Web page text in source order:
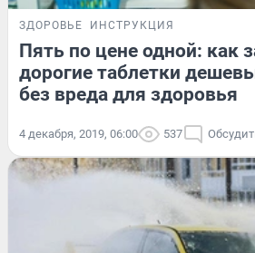
ЗДОРОВЬЕ ИНСТРУКЦИЯ
Пять по цене одной: как
дорогие таблетки
без вреда для здоровья
4 декабря, 2019, 06:00 537